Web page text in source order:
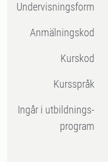
Undervisningsform
Anmälningskod
Kurskod
Kursspråk
Ingår i utbildnings-
program